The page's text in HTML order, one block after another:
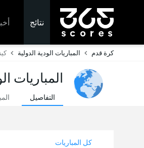
نتائج
كرة قدم المباريات الودية الدولية
المباريات
التفاصيل
كل المباريات